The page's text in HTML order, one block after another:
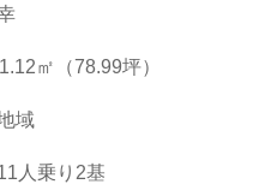
㎡（78.99坪）
域
人乗り2基